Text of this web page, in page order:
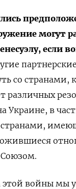
могут
если
со странами,
различных
Украине, в
этой войны мы